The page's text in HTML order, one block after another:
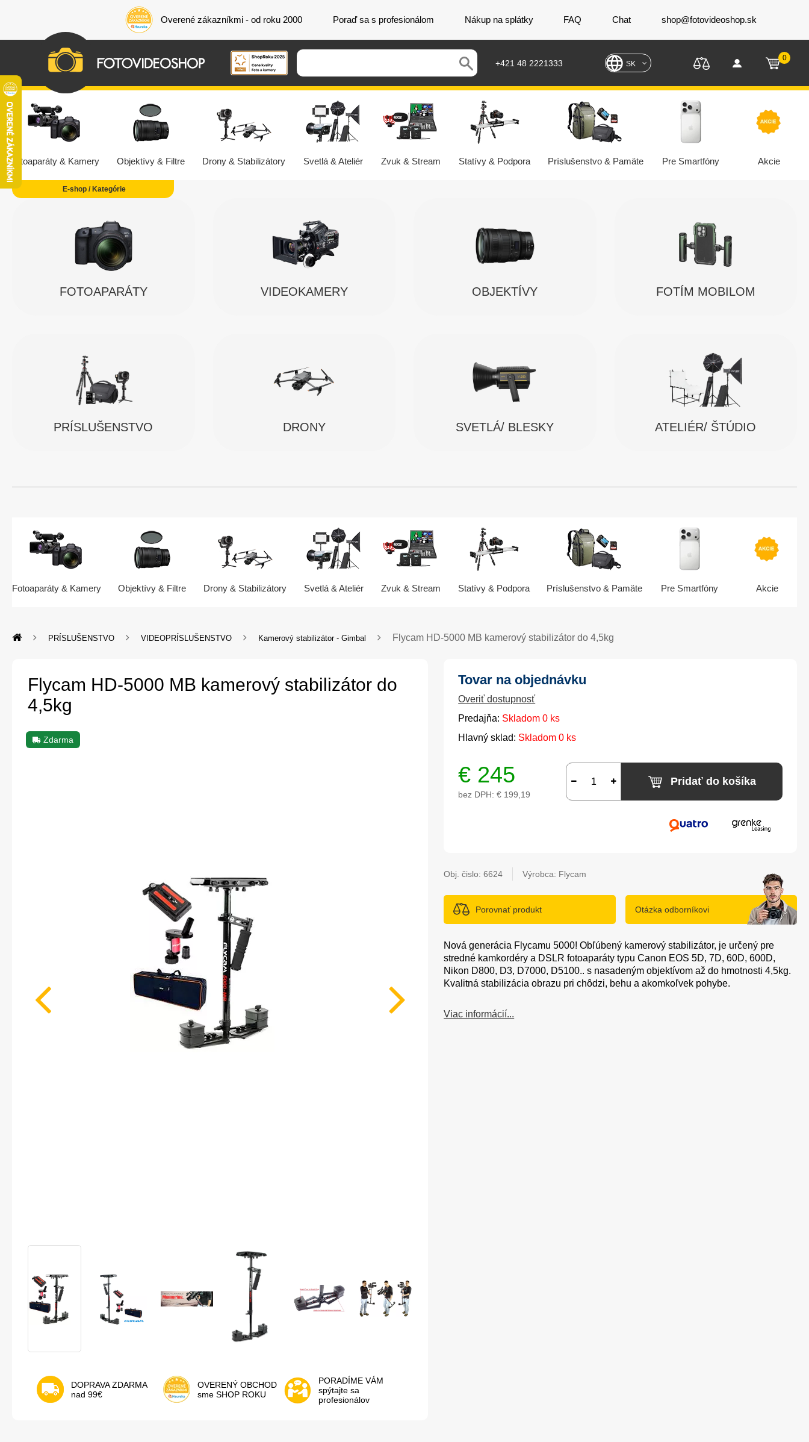
Overené zákazníkmi - od roku 2000 Poraď sa s profesionálom Nákup na splátky FAQ Chat shop@fotovideoshop.sk
+421 48 2221333 SK
0
Fotoaparáty & Kamery Objektívy & Filtre Drony & Stabilizátory Svetlá & Ateliér Zvuk & Stream Statívy & Podpora Príslušenstvo & Pamäte Pre Smartfóny Akcie
FOTOAPARÁTY VIDEOKAMERY OBJEKTÍVY FOTÍM MOBILOM
PRÍSLUŠENSTVO DRONY SVETLÁ/ BLESKY ATELIÉR/ ŠTÚDIO
Fotoaparáty & Kamery Objektívy & Filtre Drony & Stabilizátory Svetlá & Ateliér Zvuk & Stream Statívy & Podpora Príslušenstvo & Pamäte Pre Smartfóny Akcie
PRÍSLUŠENSTVO VIDEOPRÍSLUŠENSTVO Kamerový stabilizátor - Gimbal Flycam HD-5000 MB kamerový stabilizátor do 4,5kg
Flycam HD-5000 MB kamerový stabilizátor do
4,5kg
Zdarma
DOPRAVA ZDARMA
nad 99€
OVERENÝ OBCHOD
sme SHOP ROKU
PORADÍME VÁM
spýtajte sa
profesionálov
Tovar na objednávku
Overiť dostupnosť
Predajňa: Skladom 0 ks
Hlavný sklad: Skladom 0 ks
€ 245
bez DPH: € 199,19
Pridať do košíka
Obj. čislo:6624 Výrobca: Flycam
Porovnať produkt Otázka odborníkovi
Nová generácia Flycamu 5000! Obľúbený kamerový stabilizátor, je určený pre
stredné kamkordéry a DSLR fotoaparáty typu Canon EOS 5D, 7D, 60D, 600D,
Nikon D800, D3, D7000, D5100.. s nasadeným objektívom až do hmotnosti 4,5kg.
Kvalitná stabilizácia obrazu pri chôdzi, behu a akomkoľvek pohybe.
Viac informácií...
E-shop / Kategórie